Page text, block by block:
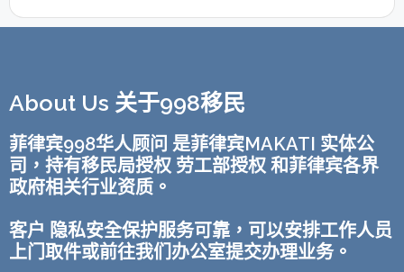
About Us 关于998移民
菲律宾998华人顾问 是菲律宾MAKATI 实体公
司，持有移民局授权 劳工部授权 和菲律宾各界
政府相关行业资质。
客户 隐私安全保护服务可靠，可以安排工作人员
上门取件或前往我们办公室提交办理业务。